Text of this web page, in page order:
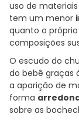
uso de
tem um menor
quanto o
composições
O escudo do
do bebê graças
a aparição de
forma
sobre as